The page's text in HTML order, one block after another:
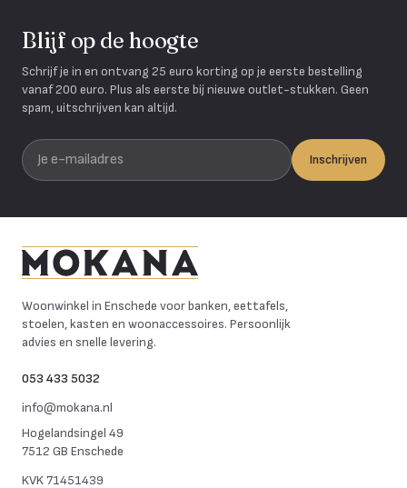
Blijf op de hoogte
Schrijf je in en ontvang 25 euro korting op je eerste bestelling
vanaf 200 euro. Plus als eerste bij nieuwe outlet-stukken. Geen
spam, uitschrijven kan altijd.
Je e-mailadres
Inschrijven
Woonwinkel in Enschede voor banken, eettafels,
stoelen, kasten en woonaccessoires. Persoonlijk
advies en snelle levering.
053 433 5032
info@mokana.nl
Hogelandsingel 49
7512 GB Enschede
KVK71451439